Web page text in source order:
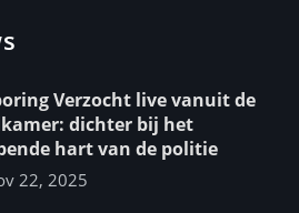
Verzocht live vanuit de
dichter bij het
hart van de politie
22, 2025